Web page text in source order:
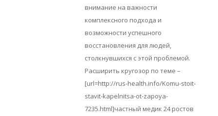
внимание на важности
комплексного подхода и
возможности успешного
восстановления для людей,
столкнувшихся с этой проблемой.
Расширить кругозор по теме –
[url=http://rus-health.info/Komu-stoit-
stavit-kapelnitsa-ot-zapoya-
7235.html]частный медик 24 ростов